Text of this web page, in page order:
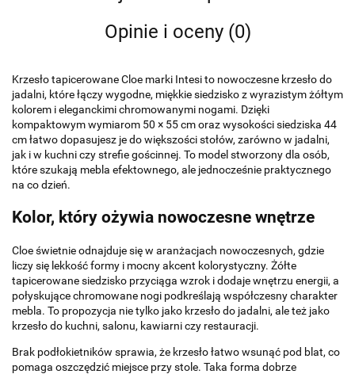
Opinie i oceny (0)
Krzesło tapicerowane Cloe marki Intesi to nowoczesne krzesło do
jadalni, które łączy wygodne, miękkie siedzisko z wyrazistym żółtym
kolorem i eleganckimi chromowanymi nogami. Dzięki
kompaktowym wymiarom 50 × 55 cm oraz wysokości siedziska 44
cm łatwo dopasujesz je do większości stołów, zarówno w jadalni,
jak i w kuchni czy strefie gościnnej. To model stworzony dla osób,
które szukają mebla efektownego, ale jednocześnie praktycznego
na co dzień.
Kolor, który ożywia nowoczesne wnętrze
Cloe świetnie odnajduje się w aranżacjach nowoczesnych, gdzie
liczy się lekkość formy i mocny akcent kolorystyczny. Żółte
tapicerowane siedzisko przyciąga wzrok i dodaje wnętrzu energii, a
połyskujące chromowane nogi podkreślają współczesny charakter
mebla. To propozycja nie tylko jako krzesło do jadalni, ale też jako
krzesło do kuchni, salonu, kawiarni czy restauracji.
Brak podłokietników sprawia, że krzesło łatwo wsunąć pod blat, co
pomaga oszczędzić miejsce przy stole. Taka forma dobrze